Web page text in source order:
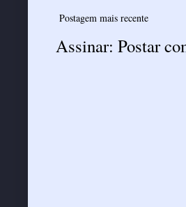
Postagem mais recente
Assinar: Postar